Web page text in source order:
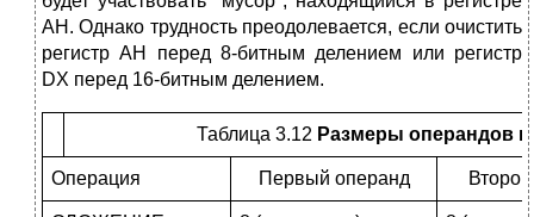
АН. Однако трудность преодолевается, если очистить
регистр АН перед 8-битным делением или регистр
DX перед 16-битным делением.
Таблица 3.12 Размеры операндов и
Операция Первый операнд